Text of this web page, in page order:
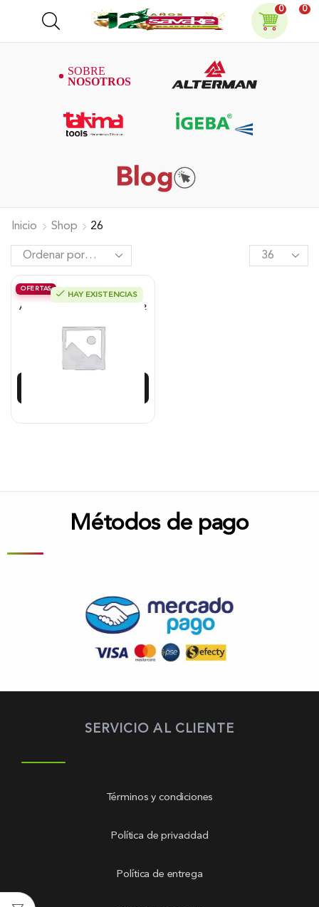
0 0
Inicio Shop 26
OFERTAS
HAY EXISTENCIAS
Motobomba Alterman, Diesel,
Autocebante «2X2», 4.2Hp, Xdwp2P.
$2.120.042
$ 1.908.038
Métodos de pago
SERVICIO AL CLIENTE
Términos y condiciones
Política de privacidad
Política de entrega